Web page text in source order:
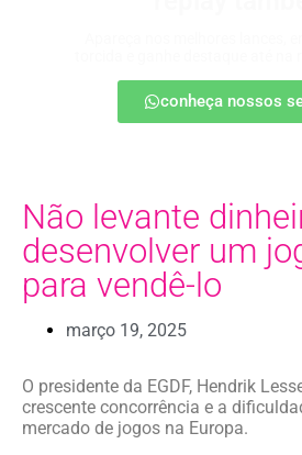
conheça nossos
Não levante
desenvolver um
para vendê-lo
março 19, 2025
O presidente da EGDF, Hendrik
crescente concorrência e a
mercado de jogos na Europa.